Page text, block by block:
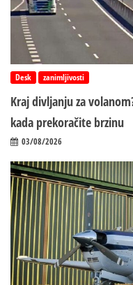
Desk zanimljivosti
Kraj divljanju za
kada prekoračite brzinu
03/08/2026